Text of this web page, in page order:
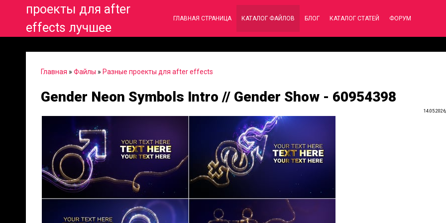
проекты для after
effects лучшее
ГЛАВНАЯ СТРАНИЦА КАТАЛОГ ФАЙЛОВ БЛОГ КАТАЛОГ СТАТЕЙ ФОРУМ
Главная » Файлы » Разные проекты для after effects
Gender Neon Symbols Intro // Gender Show - 60954398